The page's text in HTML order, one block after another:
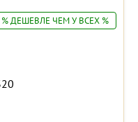
% ДЕШЕВЛЕ ЧЕМ У ВСЕХ %